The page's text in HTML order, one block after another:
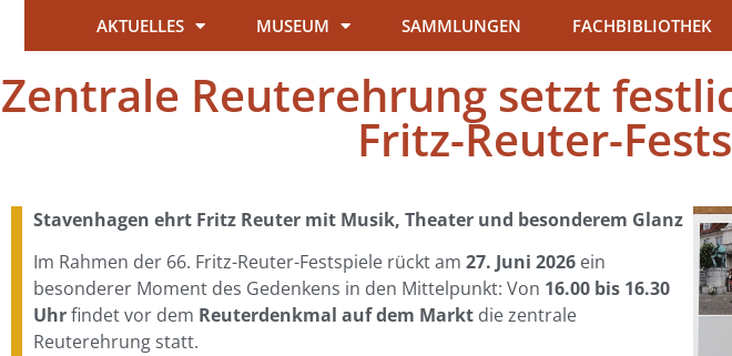
AKTUELLES MUSEUM SAMMLUNGEN FACHBIBLIOTHEK
Zentrale Reuterehrung setzt
Fritz-Reuter-
Stavenhagen ehrt Fritz Reuter mit Musik, Theater und besonderem Glanz
Im Rahmen der 66. Fritz-Reuter-Festspiele rückt am 27. Juni 2026 ein
besonderer Moment des Gedenkens in den Mittelpunkt: Von 16.00 bis 16.30
Uhrfindet vor dem Reuterdenkmal auf dem Markt die zentrale
Reuterehrung statt.